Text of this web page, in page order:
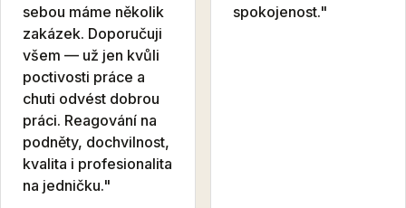
sebou máme několik
zakázek. Doporučuji
všem — už jen kvůli
poctivosti práce a
chuti odvést dobrou
práci. Reagování na
podněty, dochvilnost,
kvalita i profesionalita
na jedničku."
spokojenost."